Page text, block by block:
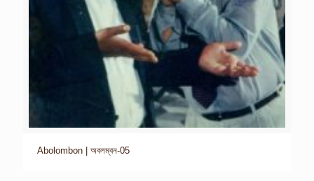
Abolombon | অবলম্বন-05